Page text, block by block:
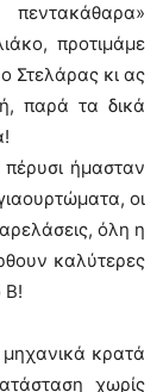
προτιμάμε
Στελάρας κι ας
παρά τα δικά
ήμασταν
οι
όλη η
καλύτερες
Β!
μηχανικά κρατά
χωρίς